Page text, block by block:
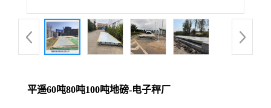
平遥60吨80吨100吨地磅-电子秤厂